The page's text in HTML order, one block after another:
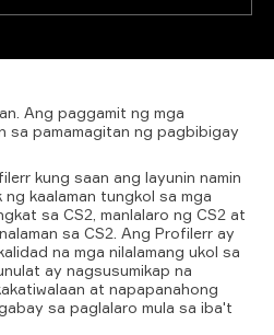
Ang paggamit ng mga
sa pamamagitan ng pagbibigay
kung saan ang layunin namin
kaalaman tungkol sa mga
sa CS2, manlalaro ng CS2 at
sa CS2. Ang Profilerr ay
na mga nilalamang ukol sa
ay nagsusumikap na
at napapanahong
sa paglalaro mula sa iba't